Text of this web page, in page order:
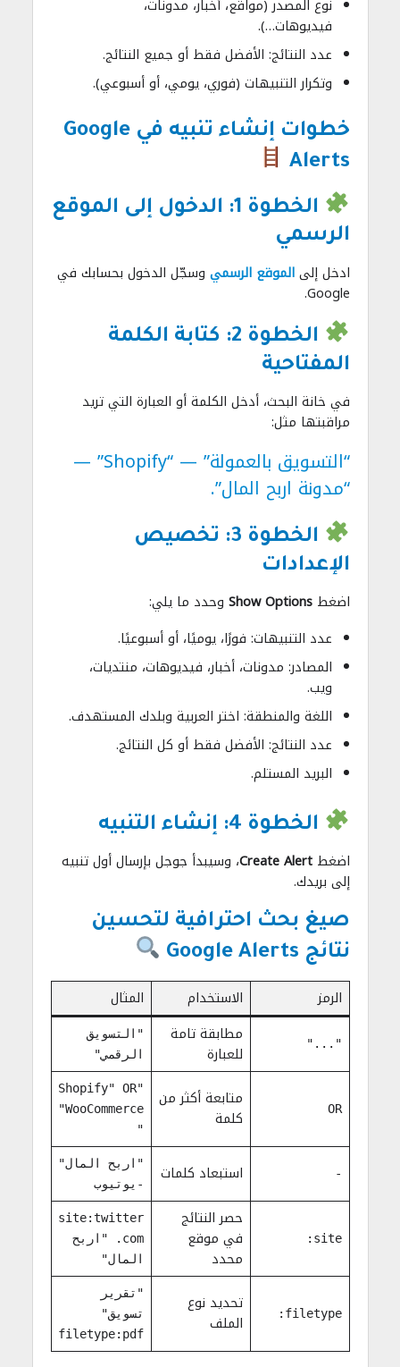
نوع المصدر (مواقع، أخبار، مدونات،
فيديوهات…).
عدد النتائج: الأفضل فقط أو جميع النتائج.
وتكرار التنبيهات (فوري، يومي، أو أسبوعي).
خطوات إنشاء تنبيه في Google
Alerts
الخطوة 1: الدخول إلى الموقع
الرسمي
ادخل إلىالموقع الرسمي وسجّل الدخول بحسابك في
Google.
الخطوة 2: كتابة الكلمة
المفتاحية
في خانة البحث، أدخل الكلمة أو العبارة التي تريد
مراقبتها مثل:
“التسويق بالعمولة” — “Shopify” —
“مدونة اربح المال”.
الخطوة 3: تخصيص
الإعدادات
اضغطShow Options وحدد ما يلي:
عدد التنبيهات: فورًا، يوميًا، أو أسبوعيًا.
المصادر: مدونات، أخبار، فيديوهات، منتديات،
ويب.
اللغة والمنطقة: اختر العربية وبلدك المستهدف.
عدد النتائج: الأفضل فقط أو كل النتائج.
البريد المستلم.
الخطوة 4: إنشاء التنبيه
اضغطCreate Alert، وسيبدأ جوجل بإرسال أول تنبيه
إلى بريدك.
صيغ بحث احترافية لتحسين
نتائج Google Alerts
الرمز الاستخدام المثال
"..."
مطابقة تامة
للعبارة
"التسويق
الرقمي"
OR
متابعة أكثر من
كلمة
"Shopify" OR
"WooCommerce
"
- استبعاد كلمات
"اربح المال"
-يوتيوب
site:
حصر النتائج
في موقع
محدد
site:twitter
.com "اربح
المال"
filetype:
تحديد نوع
الملف
"تقرير
تسويق"
filetype:pdf